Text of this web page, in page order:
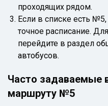
проходящих рядом.
Если в списке есть
точное расписание.
перейдите в раздел
автобусов.
Часто задаваемые
маршруту №5